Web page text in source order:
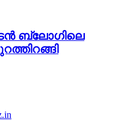
ബ്ലോഗിലെ